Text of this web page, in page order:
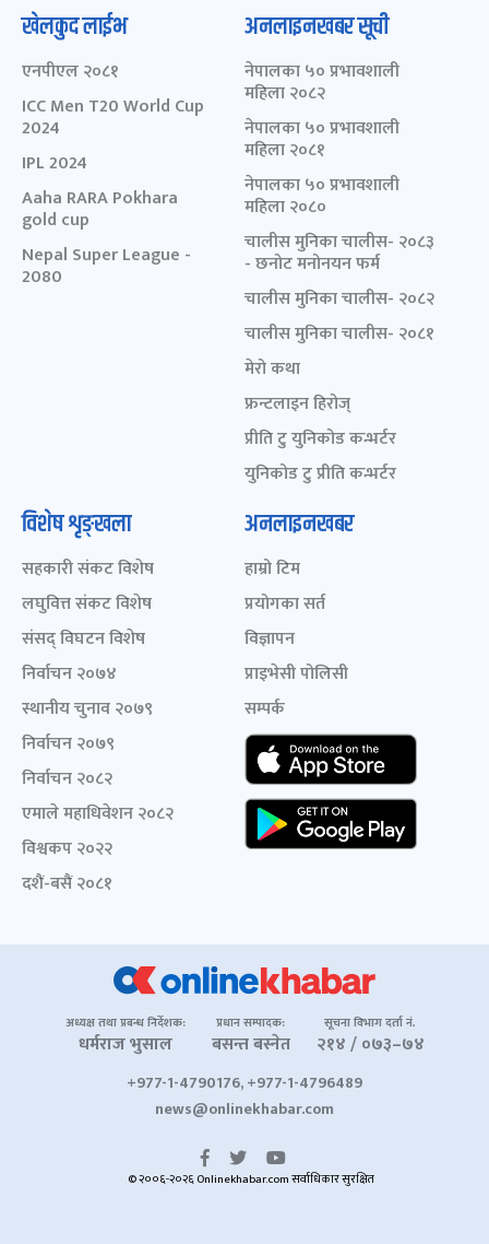
खेलकुद लाईभ
एनपीएल २०८१
ICC Men T20 World Cup
2024
IPL 2024
Aaha RARA Pokhara
gold cup
Nepal Super League -
2080
अनलाइनखबर सूची
नेपालका ५० प्रभावशाली
महिला २०८२
नेपालका ५० प्रभावशाली
महिला २०८१
नेपालका ५० प्रभावशाली
महिला २०८०
चालीस मुनिका चालीस- २०८३
- छनोट मनोनयन फर्म
चालीस मुनिका चालीस- २०८२
चालीस मुनिका चालीस- २०८१
मेरो कथा
फ्रन्टलाइन हिरोज्
प्रीति टु युनिकोड कन्भर्टर
युनिकोड टु प्रीति कन्भर्टर
विशेष शृङ्खला
सहकारी संकट विशेष
लघुवित्त संकट विशेष
संसद् विघटन विशेष
निर्वाचन २०७४
स्थानीय चुनाव २०७९
निर्वाचन २०७९
निर्वाचन २०८२
एमाले महाधिवेशन २०८२
विश्वकप २०२२
दशैं-बसैं २०८१
अनलाइनखबर
हाम्रो टिम
प्रयोगका सर्त
विज्ञापन
प्राइभेसी पोलिसी
सम्पर्क
अध्यक्ष तथा प्रबन्ध निर्देशक:
धर्मराज भुसाल
प्रधान सम्पादक:
बसन्त बस्नेत
सूचना विभाग दर्ता नं.
२१४ / ०७३–७४
+977-1-4790176, +977-1-4796489
news@onlinekhabar.com
© २००६-२०२६ Onlinekhabar.com सर्वाधिकार सुरक्षित